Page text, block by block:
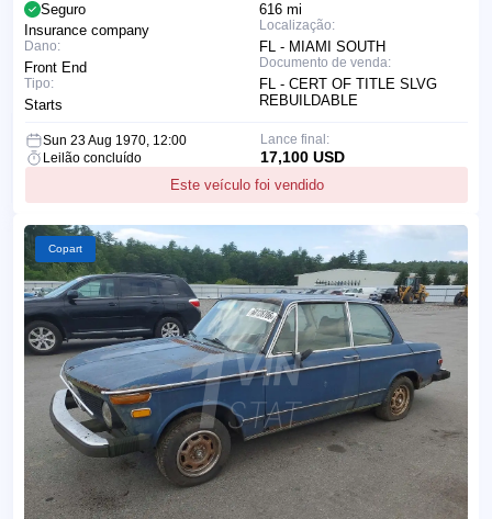
616 mi
Localização:
FL - MIAMI SOUTH
Documento de venda:
FL - CERT OF TITLE SLVG
REBUILDABLE
Seguro
Insurance company
Dano:
Front End
Tipo:
Starts
Sun 23 Aug 1970, 12:00
Leilão concluído
Este veículo foi vendido
Lance final:
17,100 USD
Copart